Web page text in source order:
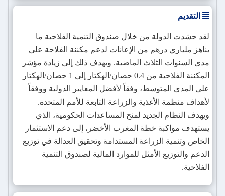
التقديم
لقد حشدت الدولة من خلال صندوق التنمية الفلاحية ما
يناهز ملياري درهم من الإعانات لدعم مكننة الفلاحة على
مدى السنوات الثلاث الماضية. ويهدف ذلك إلى زيادة مؤشر
المكننة الفلاحية من 0.4 حصان/الهكتار إلى 1 حصان/الهكتار
على المدى المتوسط، وفقاً لأفضل المعايير الدولية ووفقاً
لأهداف منظمة الأغذية والزراعة التابعة للأمم المتحدة.
ويهدف النظام الجديد لمنح المساعدات الحكومية، الذي
يستهدف مواكبة خطة المغرب الأخضر، إلى دعم الاستثمار
الخاص وتنمية الزراعة المستدامة وتحقيق العدالة في توزيع
الدعم والتوزيع الأمثل للموارد المالية لصندوق التنمية
الفلاحية.